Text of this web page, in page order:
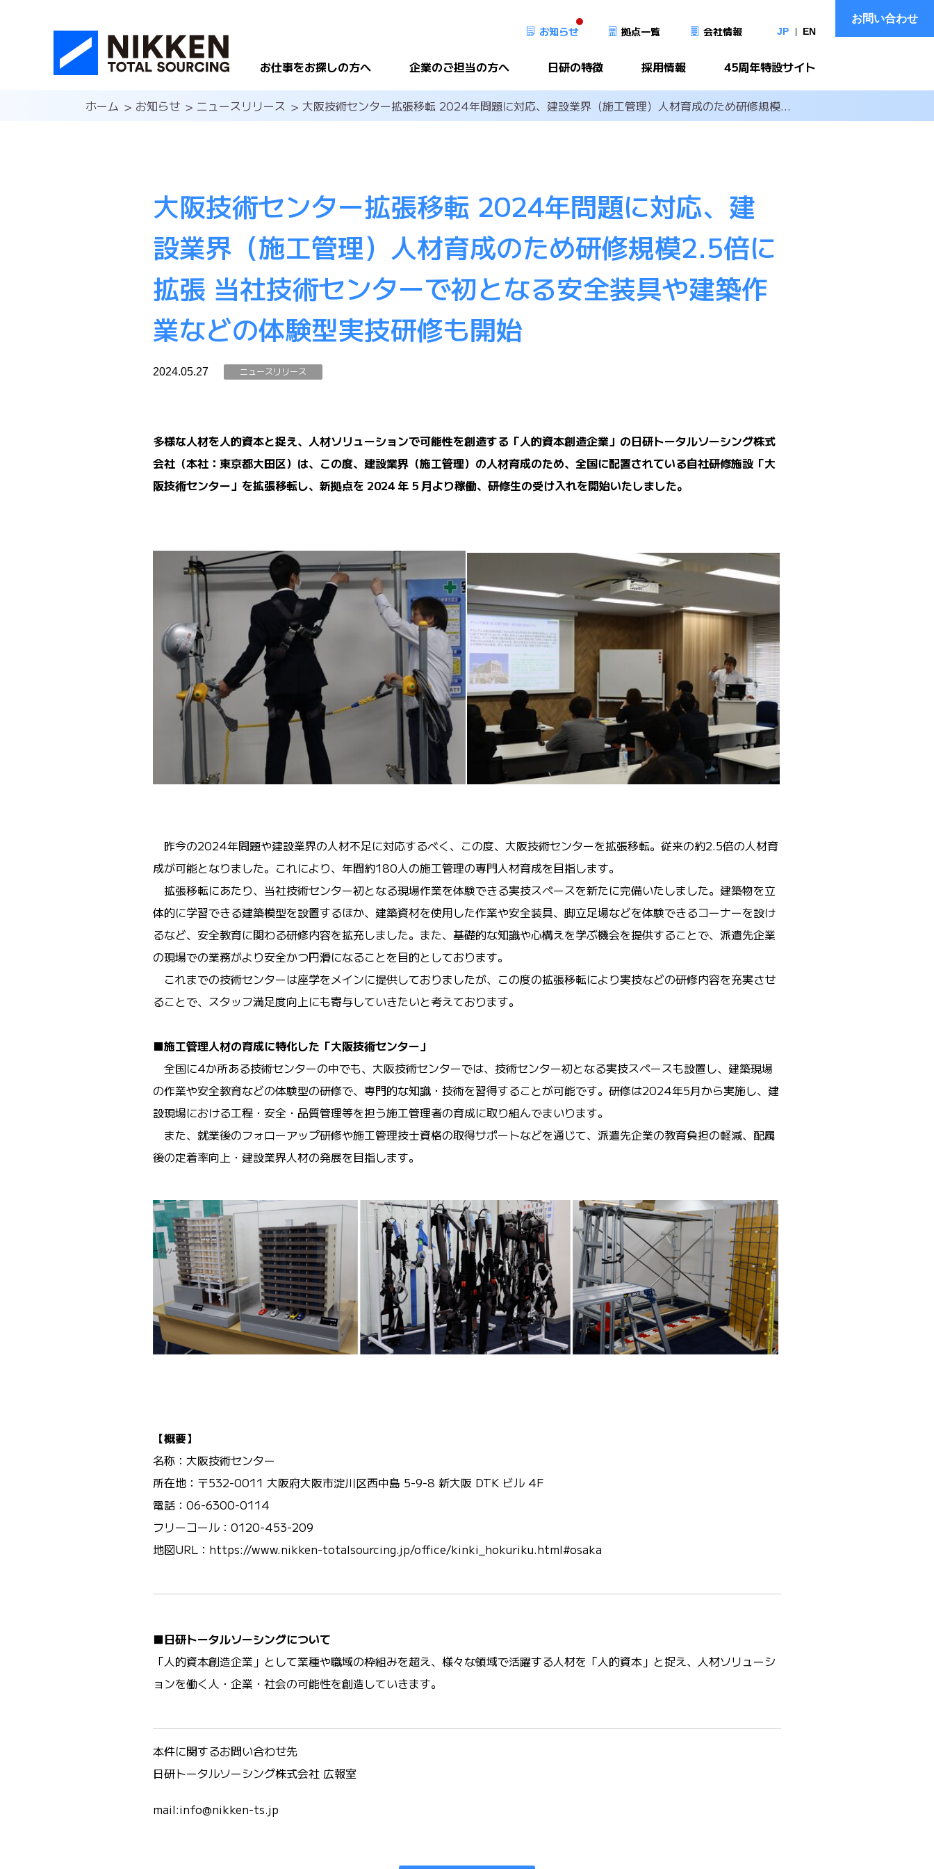
お知らせ 拠点一覧 会社情報 JP EN
お問い合わせ
お仕事をお探しの方へ
日研で働くメリット
新卒採用情報
採用情報
企業のご担当の方へ
日研を選ぶメリット
対応領域
ご利用の流れ
日研の特徴
日研を支える3つのファクター
ワークライフ・サポーターの日研
人的資本創造企業として
採用情報
新卒採用
建設、医療・介護など）
営業・採用・事務・管理
45周年特設サイト
ホーム お知らせ ニュースリリース 大阪技術センター拡張移転 2024年問題に対応、建設業界（施工管理）人材育成のため研修規模...
大阪技術センター拡張移転 2024年問題に対応、建
設業界（施工管理）人材育成のため研修規模2.5倍に
拡張 当社技術センターで初となる安全装具や建築作
業などの体験型実技研修も開始
2024.05.27 ニュースリリース
多様な人材を人的資本と捉え、人材ソリューションで可能性を創造する「人的資本創造企業」の日研トータルソーシング株式
会社（本社：東京都大田区）は、この度、建設業界（施工管理）の人材育成のため、全国に配置されている自社研修施設「大
阪技術センター」を拡張移転し、新拠点を 2024 年 5 月より稼働、研修生の受け入れを開始いたしました。
昨今の2024年問題や建設業界の人材不足に対応するべく、この度、大阪技術センターを拡張移転。従来の約2.5倍の人材育
成が可能となりました。これにより、年間約180人の施工管理の専門人材育成を目指します。
拡張移転にあたり、当社技術センター初となる現場作業を体験できる実技スペースを新たに完備いたしました。建築物を立
体的に学習できる建築模型を設置するほか、建築資材を使用した作業や安全装具、脚立足場などを体験できるコーナーを設け
るなど、安全教育に関わる研修内容を拡充しました。また、基礎的な知識や心構えを学ぶ機会を提供することで、派遣先企業
の現場での業務がより安全かつ円滑になることを目的としております。
これまでの技術センターは座学をメインに提供しておりましたが、この度の拡張移転により実技などの研修内容を充実させ
ることで、スタッフ満足度向上にも寄与していきたいと考えております。
■施工管理人材の育成に特化した「大阪技術センター」
全国に4か所ある技術センターの中でも、大阪技術センターでは、技術センター初となる実技スペースも設置し、建築現場
の作業や安全教育などの体験型の研修で、専門的な知識・技術を習得することが可能です。研修は2024年5月から実施し、建
設現場における工程・安全・品質管理等を担う施工管理者の育成に取り組んでまいります。
また、就業後のフォローアップ研修や施工管理技士資格の取得サポートなどを通じて、派遣先企業の教育負担の軽減、配属
後の定着率向上・建設業界人材の発展を目指します。
【概要】
名称：大阪技術センター
所在地：〒532-0011 大阪府大阪市淀川区西中島 5-9-8 新大阪 DTK ビル 4F
電話：06-6300-0114
フリーコール：0120-453-209
地図URL：https://www.nikken-totalsourcing.jp/office/kinki_hokuriku.html#osaka
■日研トータルソーシングについて
「人的資本創造企業」として業種や職域の枠組みを超え、様々な領域で活躍する人材を「人的資本」と捉え、人材ソリューシ
ョンを働く人・企業・社会の可能性を創造していきます。
本件に関するお問い合わせ先
日研トータルソーシング株式会社 広報室
mail:info@nikken-ts.jp